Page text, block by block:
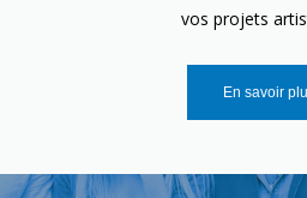
vos projets
En savoir